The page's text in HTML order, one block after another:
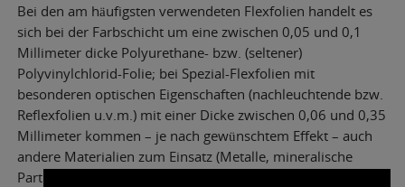
Bei den am häufigsten verwendeten Flexfolien handelt es
sich bei der Farbschicht um eine zwischen 0,05 und 0,1
Millimeter dicke Polyurethane- bzw. (seltener)
Polyvinylchlorid-Folie; bei Spezial-Flexfolien mit
besonderen optischen Eigenschaften (nachleuchtende bzw.
Reflexfolien u.v.m.) mit einer Dicke zwischen 0,06 und 0,35
Millimeter kommen – je nach gewünschtem Effekt – auch
andere Materialien zum Einsatz (Metalle, mineralische
Partikel etc.).